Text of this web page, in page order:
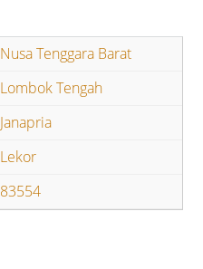
Nusa Tenggara Barat
Lombok Tengah
Janapria
Lekor
83554